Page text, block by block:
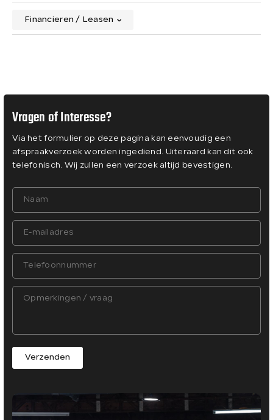
Financieren / Leasen
Vragen of Interesse?
Via het formulier op deze pagina kan eenvoudig een
afspraakverzoek worden ingediend. Uiteraard kan dit ook
telefonisch. Wij zullen een verzoek altijd bevestigen.
Verzenden